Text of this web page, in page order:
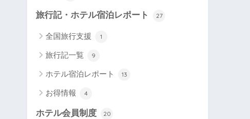
旅行記・ホテル宿泊レポート 27
全国旅行支援 1
旅行記一覧 9
ホテル宿泊レポート 13
お得情報 4
ホテル会員制度 20